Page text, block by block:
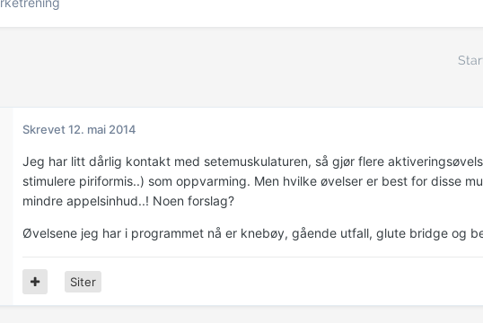
Skrevet12. mai 2014
Jeg har litt dårlig kontakt med setemuskulaturen, så gjør flere
stimulere piriformis..) som oppvarming. Men hvilke øvelser er best for disse
mindre appelsinhud..! Noen forslag?
Øvelsene jeg har i programmet nå er knebøy, gående utfall, glute bridge og
Siter